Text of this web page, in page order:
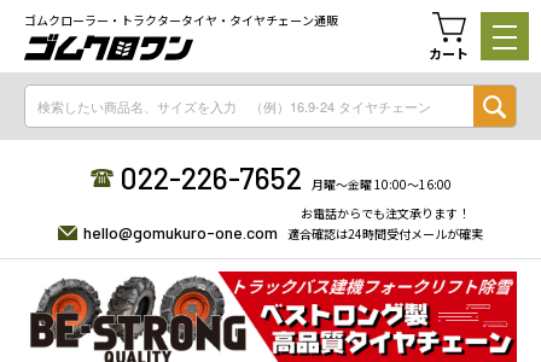
ゴムクローラー・トラクタータイヤ・タイヤチェーン通販
カート
022-226-7652 月曜〜金曜 10:00〜16:00
hello@gomukuro-one.com
お電話からでも注文承ります！
適合確認は24時間受付メールが確実